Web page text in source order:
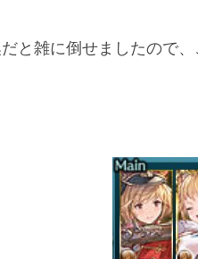
と雑に倒せましたので